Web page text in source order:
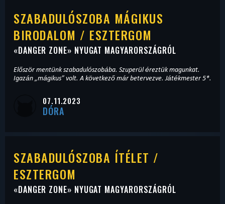
SZABADULÓSZOBA MÁGIKUS
BIRODALOM / ESZTERGOM
«DANGER ZONE» NYUGAT MAGYARORSZÁGRÓL
Először mentünk szabadulószobába. Szuperül éreztük magunkat.
Igazán „mágikus” volt. A következő már betervezve. Játékmester 5*.
07.11.2023
DÓRA
SZABADULÓSZOBA ÍTÉLET /
ESZTERGOM
«DANGER ZONE» NYUGAT MAGYARORSZÁGRÓL